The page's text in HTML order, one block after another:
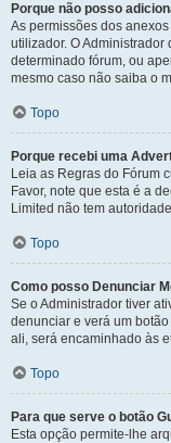
Porque não posso
As permissões dos
utilizador. O
determinado fórum, ou
mesmo caso não saiba o
Topo
Porque recebi uma
Leia as Regras do Fórum
Favor, note que esta é a
Limited não tem
Topo
Como posso Denunciar
Se o Administrador tiver
denunciar e verá um
ali, será encaminhado às
Topo
Para que serve o botão
Esta opção permite-lhe